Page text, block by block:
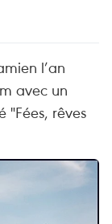
l’an
avec un
rêves